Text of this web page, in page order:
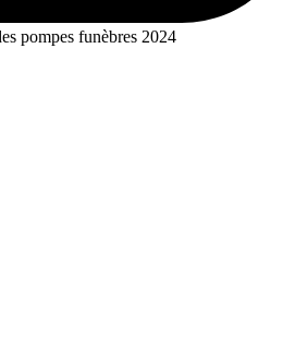
pompes funèbres 2024